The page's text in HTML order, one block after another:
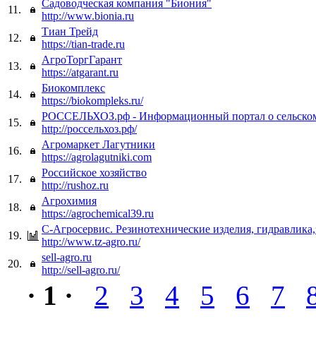
11.
Садоводческая компания "Биония"
http://www.bionia.ru
12.
Тиан Трейд
https://tian-trade.ru
13.
АгроТоргГарант
https://atgarant.ru
14.
Биокомплекс
https://biokompleks.ru/
15.
РОССЕЛЬХОЗ.рф - Информационный портал о сельском
http://россельхоз.рф/
16.
Агромаркет Лагутники
https://agrolagutniki.com
17.
Российское хозяйство
http://rushoz.ru
18.
Агрохимия
https://agrochemical39.ru
19.
С-Агросервис. Резинотехнические изделия,
http://www.tz-agro.ru/
20.
sell-agro.ru
http://sell-agro.ru/
· 1 · 2 3 4 5 6 7